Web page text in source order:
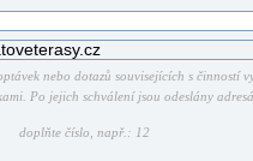
nebo dotazů souvisejících s činností
Po jejich schválení jsou odeslány
doplňte číslo, např.: 12